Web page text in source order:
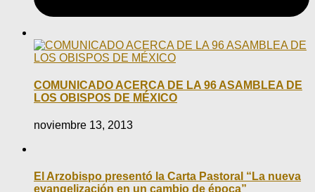
COMUNICADO ACERCA DE LA 96 ASAMBLEA DE
LOS OBISPOS DE MÉXICO
noviembre 13, 2013
El Arzobispo presentó la Carta Pastoral “La nueva
evangelización en un cambio de época”